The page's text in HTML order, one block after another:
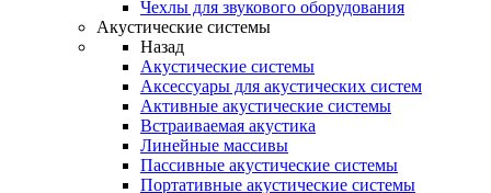
Чехлы для звукового оборудования
Акустические системы
Назад
Акустические системы
Аксессуары для акустических систем
Активные акустические системы
Встраиваемая акустика
Линейные массивы
Пассивные акустические системы
Портативные акустические системы